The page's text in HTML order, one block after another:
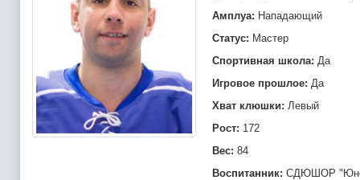
Амплуа: Нападающий
Статус: Мастер
Спортивная школа: Да
Игровое прошлое: Да
Хват клюшки: Левый
Рост: 172
Вес: 84
Воспитанник: СДЮШОР